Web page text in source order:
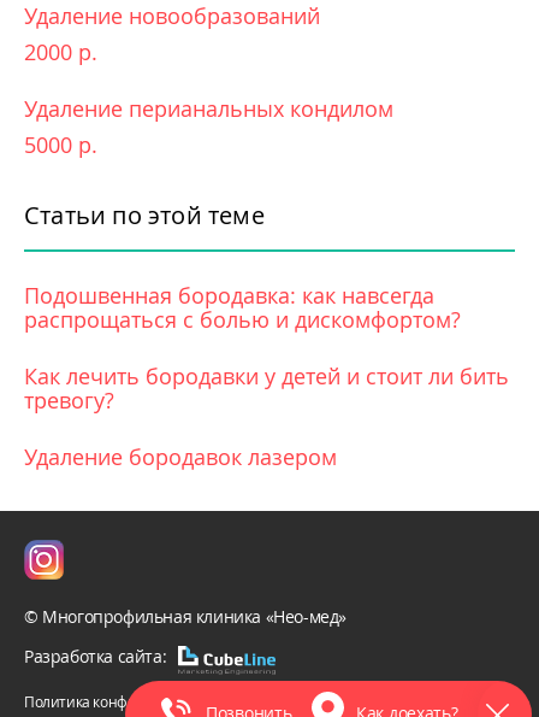
Удаление новообразований
2000 р.
Удаление перианальных кондилом
5000 р.
Статьи по этой теме
Подошвенная бородавка: как навсегда
распрощаться с болью и дискомфортом?
Как лечить бородавки у детей и стоит ли бить
тревогу?
Удаление бородавок лазером
© Многопрофильная клиника «Нео-мед»
Разработка сайта:
Политика конфиденциальности